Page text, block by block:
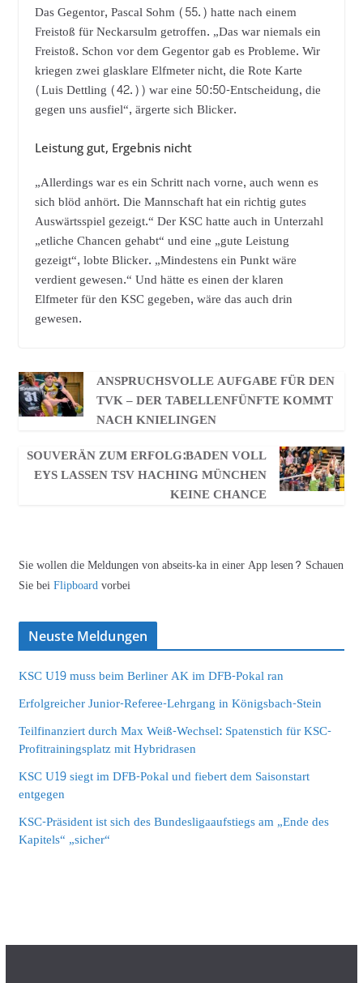
Das Gegentor, Pascal Sohm (55.) hatte nach einem
Freistoß für Neckarsulm getroffen. „Das war niemals ein
Freistoß. Schon vor dem Gegentor gab es Probleme. Wir
kriegen zwei glasklare Elfmeter nicht, die Rote Karte
(Luis Dettling (42.)) war eine 50:50-Entscheidung, die
gegen uns ausfiel“, ärgerte sich Blicker.
Leistung gut, Ergebnis nicht
„Allerdings war es ein Schritt nach vorne, auch wenn es
sich blöd anhört. Die Mannschaft hat ein richtig gutes
Auswärtsspiel gezeigt.“ Der KSC hatte auch in Unterzahl
„etliche Chancen gehabt“ und eine „gute Leistung
gezeigt“, lobte Blicker. „Mindestens ein Punkt wäre
verdient gewesen.“ Und hätte es einen der klaren
Elfmeter für den KSC gegeben, wäre das auch drin
gewesen.
ANSPRUCHSVOLLE AUFGABE FÜR DEN
TVK – DER TABELLENFÜNFTE KOMMT
NACH KNIELINGEN
SOUVERÄN ZUM ERFOLG:BADEN VOLL
EYS LASSEN TSV HACHING MÜNCHEN
KEINE CHANCE
Sie wollen die Meldungen von abseits-ka in einer App lesen? Schauen
Sie beiFlipboardvorbei
Neuste Meldungen
KSC U19 muss beim Berliner AK im DFB-Pokal ran
Erfolgreicher Junior-Referee-Lehrgang in Königsbach-Stein
Teilfinanziert durch Max Weiß-Wechsel: Spatenstich für KSC-
Profitrainingsplatz mit Hybridrasen
KSC U19 siegt im DFB-Pokal und fiebert dem Saisonstart
entgegen
KSC-Präsident ist sich des Bundesligaaufstiegs am „Ende des
Kapitels“ „sicher“